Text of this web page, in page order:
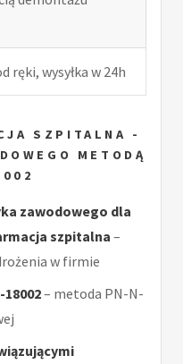
ręki, wysyłka w 24h
SZPITALNA -
METODĄ
zawodowego dla
szpitalna –
w firmie
– metoda PN-N-